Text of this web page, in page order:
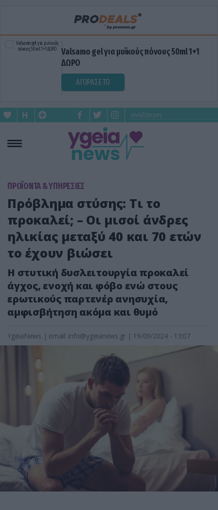
Valsamo gel για μυϊκούς πόνους 50ml 1+1
ΔΩΡΟ
ΑΓΟΡΑΣΕ ΤΟ
ΠΡΟΪΟΝΤΑ & ΥΠΗΡΕΣΙΕΣ
Πρόβλημα στύσης: Τι το
προκαλεί; – Οι μισοί άνδρες
ηλικίας μεταξύ 40 και 70 ετών
το έχουν βιώσει
Η στυτική δυσλειτουργία προκαλεί
άγχος, ενοχή και φόβο ενώ στους
ερωτικούς παρτενέρ ανησυχία,
αμφισβήτηση ακόμα και θυμό
YgeiaNews | email: info@ygeianews.gr | 19/09/2024 - 13:07